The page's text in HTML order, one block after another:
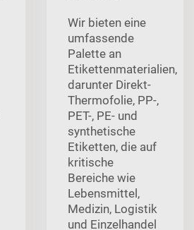
Wir bieten eine
umfassende
Palette an
Etikettenmaterialien,
darunter Direkt-
Thermofolie, PP-,
PET-, PE- und
synthetische
Etiketten, die auf
kritische
Bereiche wie
Lebensmittel,
Medizin, Logistik
und Einzelhandel